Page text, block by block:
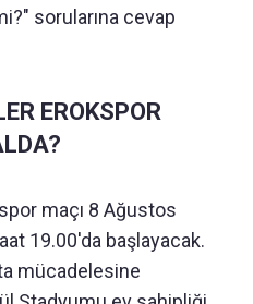
sorularına cevap
EROKSPOR
maçı 8 Ağustos
19.00'da başlayacak.
mücadelesine